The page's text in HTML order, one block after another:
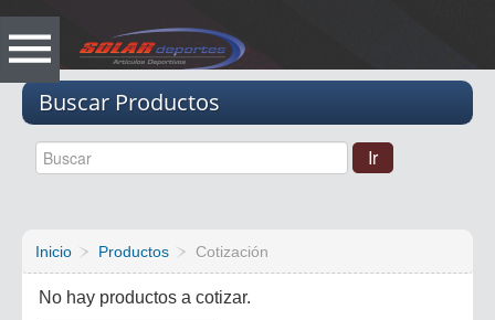
Buscar Productos
Inicio Productos Cotización
No hay productos a cotizar.